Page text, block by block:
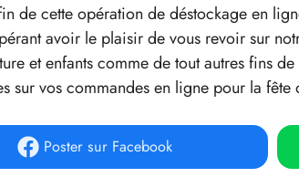
de cette opération de déstockage en
avoir le plaisir de vous revoir sur
et enfants comme de tout autres fins
sur vos commandes en ligne pour la fête
Poster sur Facebook